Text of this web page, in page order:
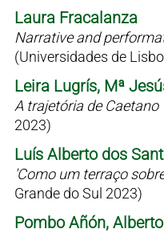
Laura Fracalanza
Narrative and
(Universidades de
Leira Lugrís, Mª
A trajetória de
2023)
Luís Alberto dos
'Como um terraço
Grande do Sul 2023)
Pombo Añón, Alberto